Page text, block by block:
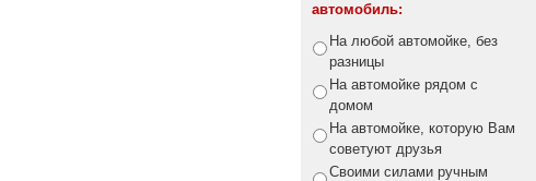
автомобиль:
На любой автомойке, без
разницы
На автомойке рядом с
домом
На автомойке, которую Вам
советуют друзья
Своими силами ручным